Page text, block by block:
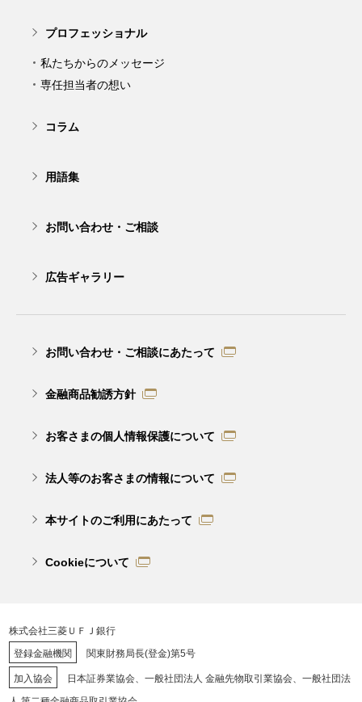
プロフェッショナル
私たちからのメッセージ
専任担当者の想い
コラム
用語集
お問い合わせ・ご相談
広告ギャラリー
お問い合わせ・ご相談にあたって
金融商品勧誘方針
お客さまの個人情報保護について
法人等のお客さまの情報について
本サイトのご利用にあたって
Cookieについて
株式会社三菱ＵＦＪ銀行
登録金融機関
関東財務局長(登金)第5号
加入協会
日本証券業協会、一般社団法人 金融先物取引業協会、一般社団法